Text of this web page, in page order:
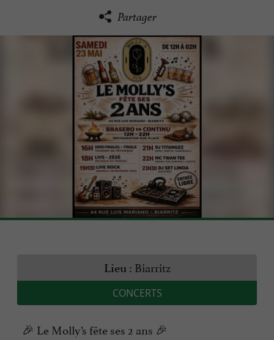
Partager
Lieu : Biarritz
CONCERTS
🎉 Le Molly’s fête ses 2 ans 🎉